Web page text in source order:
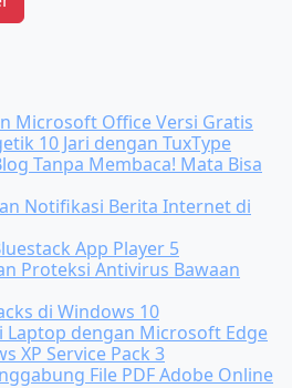
Microsoft Office Versi Gratis
10 Jari dengan TuxType
Tanpa Membaca! Mata Bisa
Notifikasi Berita Internet di
App Player 5
Proteksi Antivirus Bawaan
di Windows 10
Laptop dengan Microsoft Edge
XP Service Pack 3
File PDF Adobe Online